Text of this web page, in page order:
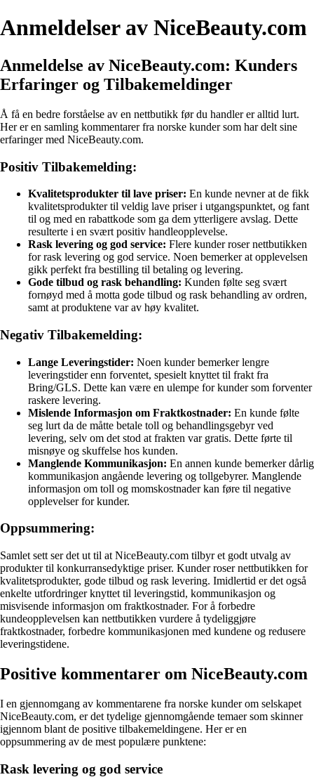
Anmeldelser av NiceBeauty.com
Anmeldelse av NiceBeauty.com: Kunders
Erfaringer og Tilbakemeldinger
Å få en bedre forståelse av en nettbutikk før du handler er alltid lurt.
Her er en samling kommentarer fra norske kunder som har delt sine
erfaringer med NiceBeauty.com.
Positiv Tilbakemelding:
Kvalitetsprodukter til lave priser: En kunde nevner at de fikk
kvalitetsprodukter til veldig lave priser i utgangspunktet, og fant
til og med en rabattkode som ga dem ytterligere avslag. Dette
resulterte i en svært positiv handleopplevelse.
Rask levering og god service: Flere kunder roser nettbutikken
for rask levering og god service. Noen bemerker at opplevelsen
gikk perfekt fra bestilling til betaling og levering.
Gode tilbud og rask behandling: Kunden følte seg svært
fornøyd med å motta gode tilbud og rask behandling av ordren,
samt at produktene var av høy kvalitet.
Negativ Tilbakemelding:
Lange Leveringstider: Noen kunder bemerker lengre
leveringstider enn forventet, spesielt knyttet til frakt fra
Bring/GLS. Dette kan være en ulempe for kunder som forventer
raskere levering.
Mislende Informasjon om Fraktkostnader: En kunde følte
seg lurt da de måtte betale toll og behandlingsgebyr ved
levering, selv om det stod at frakten var gratis. Dette førte til
misnøye og skuffelse hos kunden.
Manglende Kommunikasjon: En annen kunde bemerker dårlig
kommunikasjon angående levering og tollgebyrer. Manglende
informasjon om toll og momskostnader kan føre til negative
opplevelser for kunder.
Oppsummering:
Samlet sett ser det ut til at NiceBeauty.com tilbyr et godt utvalg av
produkter til konkurransedyktige priser. Kunder roser nettbutikken for
kvalitetsprodukter, gode tilbud og rask levering. Imidlertid er det også
enkelte utfordringer knyttet til leveringstid, kommunikasjon og
misvisende informasjon om fraktkostnader. For å forbedre
kundeopplevelsen kan nettbutikken vurdere å tydeliggjøre
fraktkostnader, forbedre kommunikasjonen med kundene og redusere
leveringstidene.
Positive kommentarer om NiceBeauty.com
I en gjennomgang av kommentarene fra norske kunder om selskapet
NiceBeauty.com, er det tydelige gjennomgående temaer som skinner
igjennom blant de positive tilbakemeldingene. Her er en
oppsummering av de mest populære punktene:
Rask levering og god service